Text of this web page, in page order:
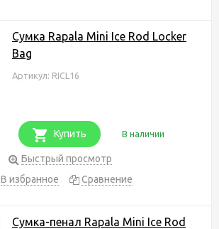
Сумка Rapala Mini Ice Rod Locker
Bag
Артикул: RICL16
Купить В наличии
Быстрый просмотр
В избранное
Сравнение
Сумка-пенал Rapala Mini Ice Rod